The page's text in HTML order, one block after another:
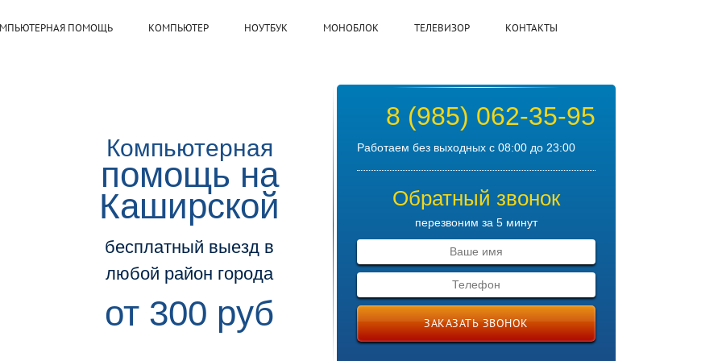
ПОМОЩЬ КОМПЬЮТЕР НОУТБУК МОНОБЛОК ТЕЛЕВИЗОР КОНТАКТЫ
8 (985) 062-35-95
Работаем без выходных с 08:00 до 23:00
Обратный звонок
перезвоним за 5 минут
ЗАКАЗАТЬ ЗВОНОК
Компьютерная
помощь на
Каширской
бесплатный выезд в
любой район города
от 300 руб